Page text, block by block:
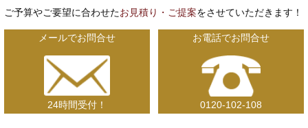
ご予算やご要望に合わせたお見積り・ご提案をさせていただきます！
メールでお問合せ
24時間受付！
お電話でお問合せ
0120-102-108